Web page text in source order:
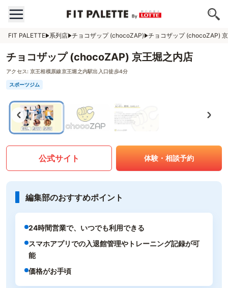
FIT PALETTE 系列店 チョコザップ (chocoZAP) チョコザップ (chocoZAP)
チョコザップ (chocoZAP) 京王堀之内店
アクセス: 京王相模原線京王堀之内駅出入口徒歩4分
スポーツジム
公式サイト 体験・相談予約
編集部のおすすめポイント
24時間営業で、いつでも利用できる
スマホアプリでの入退館管理やトレーニング記録が可
能
価格がお手頃